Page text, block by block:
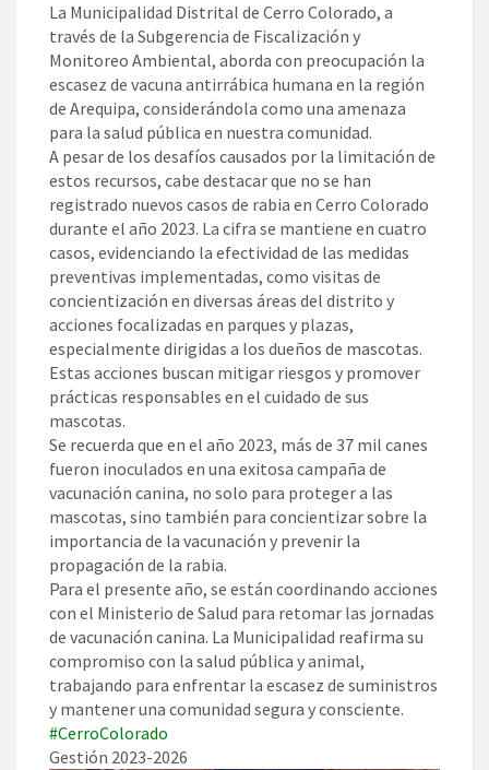
La Municipalidad Distrital de Cerro Colorado, a
través de la Subgerencia de Fiscalización y
Monitoreo Ambiental, aborda con preocupación la
escasez de vacuna antirrábica humana en la región
de Arequipa, considerándola como una amenaza
para la salud pública en nuestra comunidad.
A pesar de los desafíos causados por la limitación de
estos recursos, cabe destacar que no se han
registrado nuevos casos de rabia en Cerro Colorado
durante el año 2023. La cifra se mantiene en cuatro
casos, evidenciando la efectividad de las medidas
preventivas implementadas, como visitas de
concientización en diversas áreas del distrito y
acciones focalizadas en parques y plazas,
especialmente dirigidas a los dueños de mascotas.
Estas acciones buscan mitigar riesgos y promover
prácticas responsables en el cuidado de sus
mascotas.
Se recuerda que en el año 2023, más de 37 mil canes
fueron inoculados en una exitosa campaña de
vacunación canina, no solo para proteger a las
mascotas, sino también para concientizar sobre la
importancia de la vacunación y prevenir la
propagación de la rabia.
Para el presente año, se están coordinando acciones
con el Ministerio de Salud para retomar las jornadas
de vacunación canina. La Municipalidad reafirma su
compromiso con la salud pública y animal,
trabajando para enfrentar la escasez de suministros
y mantener una comunidad segura y consciente.
#CerroColorado
Gestión 2023-2026